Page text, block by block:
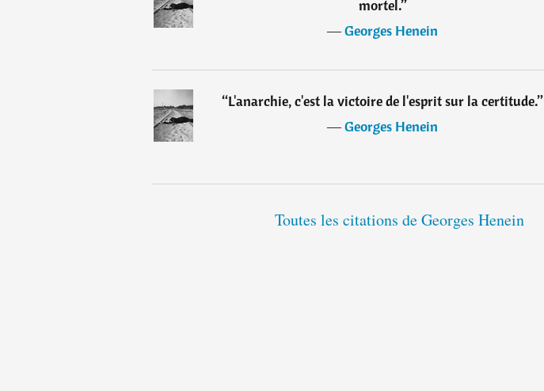
mortel.”
―Georges Henein
“L'anarchie, c'est la victoire de l'esprit sur la certitude.”
―Georges Henein
Toutes les citations de Georges Henein